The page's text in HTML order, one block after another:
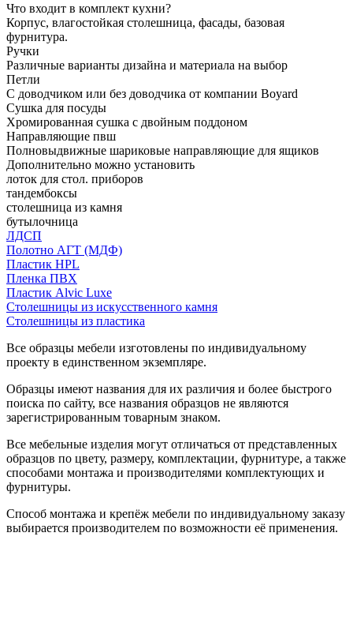
Что входит в комплект кухни?
Корпус, влагостойкая столешница, фасады, базовая
фурнитура.
Ручки
Различные варианты дизайна и материала на выбор
Петли
С доводчиком или без доводчика от компании Boyard
Сушка для посуды
Хромированная сушка с двойным поддоном
Направляющие пвш
Полновыдвижные шариковые направляющие для ящиков
Дополнительно можно установить
лоток для стол. приборов
тандембоксы
столешница из камня
бутылочница
ЛДСП
Полотно АГТ (МДФ)
Пластик HPL
Пленка ПВХ
Пластик Alvic Luxe
Столешницы из искусственного камня
Столешницы из пластика
Все образцы мебели изготовлены по индивидуальному
проекту в единственном экземпляре.
Образцы имеют названия для их различия и более быстрого
поиска по сайту, все названия образцов не являются
зарегистрированным товарным знаком.
Все мебельные изделия могут отличаться от представленных
образцов по цвету, размеру, комплектации, фурнитуре, а также
способами монтажа и производителями комплектующих и
фурнитуры.
Способ монтажа и крепёж мебели по индивидуальному заказу
выбирается производителем по возможности её применения.